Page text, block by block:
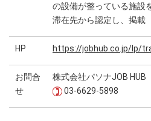
の設備が整っている施設
滞在先から認定し、掲載
HP https://jobhub.co.jp/lp/
お問合
せ
株式会社パソナJOB HUB
03-6629-5898